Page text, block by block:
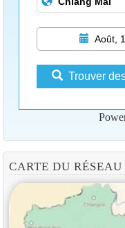
Août,
Trouver
CARTE DU